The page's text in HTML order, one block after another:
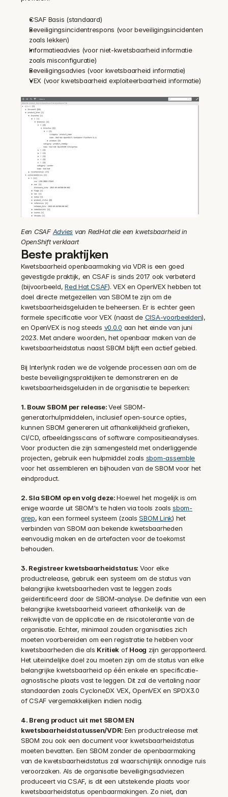
CSAF Basis (standaard)
Beveiligingsincidentrespons (voor beveiligingsincidenten
zoals lekken)
Informatieadvies (voor niet-kwetsbaarheid informatie
zoals misconfiguratie)
Beveiligingsadvies (voor kwetsbaarheid informatie)
VEX (voor kwetsbaarheid exploiteerbaarheid informatie)
Een CSAF Advies van RedHat die een kwetsbaarheid in
OpenShift verklaart
Beste praktijken
Kwetsbaarheid openbaarmaking via VDR is een goed
gevestigde praktijk, en CSAF is sinds 2017 ook verbeterd
(bijvoorbeeld, Red Hat CSAF). VEX en OpenVEX hebben tot
doel directe metgezellen van SBOM te zijn om de
kwetsbaarheidsgeluiden te beheersen. Er is echter geen
formele specificatie voor VEX (naast de CISA-voorbeelden),
en OpenVEX is nog steeds v0.0.0 aan het einde van juni
2023. Met andere woorden, het openbaar maken van de
kwetsbaarheidstatus naast SBOM blijft een actief gebied.‍
Bij Interlynk raden we de volgende processen aan om de
beste beveiligingspraktijken te demonstreren en de
kwetsbaarheidsgeluiden in de organisatie te beperken:
1. Bouw SBOM per release: Veel SBOM-
generatorhulpmiddelen, inclusief open-source opties,
kunnen SBOM genereren uit afhankelijkheid grafieken,
CI/CD, afbeeldingsscans of software compositieanalyses.
Voor producten die zijn samengesteld met onderliggende
projecten, gebruik een hulpmiddel zoals sbom-assemble
voor het assembleren en bijhouden van de SBOM voor het
eindproduct.
2. Sla SBOM op en volg deze: Hoewel het mogelijk is om
enige waarde uit SBOM's te halen via tools zoals sbom-
grep, kan een formeel systeem (zoals SBOM Link) het
verbinden van SBOM aan bekende kwetsbaarheden
eenvoudig maken en de artefacten voor de toekomst
behouden.
3. Registreer kwetsbaarheidstatus: Voor elke
productrelease, gebruik een systeem om de status van
belangrijke kwetsbaarheden vast te leggen zoals
geïdentificeerd door de SBOM-analyse. De definitie van een
belangrijke kwetsbaarheid varieert afhankelijk van de
reikwijdte van de applicatie en de risicotolerantie van de
organisatie. Echter, minimaal zouden organisaties zich
moeten voorbereiden om een registratie te hebben voor
kwetsbaarheden die als Kritiek of Hoog zijn gerapporteerd.
Het uiteindelijke doel zou moeten zijn om de status van elke
belangrijke kwetsbaarheid op één enkele en specificatie-
agnostische plaats vast te leggen. Dit zal de vertaling naar
standaarden zoals CycloneDX VEX, OpenVEX en SPDX3.0
of CSAF vergemakkelijken indien nodig.
4. Breng product uit met SBOM EN
kwetsbaarheidstatussen/VDR: Een productrelease met
SBOM zou ook een document voor kwetsbaarheidstatus
moeten bevatten. Een SBOM zonder de openbaarmaking
van de kwetsbaarheidstatus zal waarschijnlijk onnodige ruis
veroorzaken. Als de organisatie beveiligingsadviezen
produceert via CSAF, is dit een uitstekende plaats voor
kwetsbaarheidstatus openbaarmakingen. Zo niet, dan